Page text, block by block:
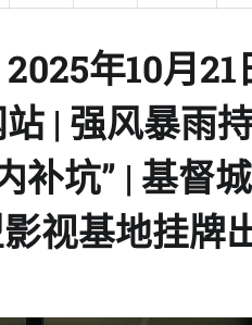
年10月
| 强风暴雨
补坑” | 基督
视基地挂牌